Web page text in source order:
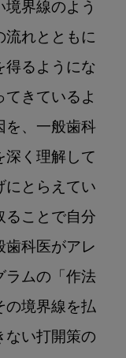
界線のよう
流れとともに
得るようにな
てきているよ
を、一般歯科
深く理解して
にとらえてい
ることで自分
歯科医がアレ
ラムの「作法
の境界線を払
ない打開策の